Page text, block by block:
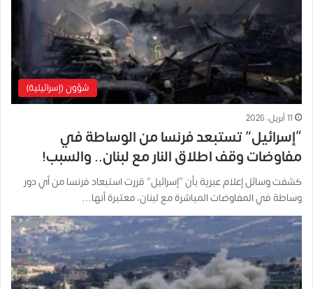
شؤون (إسرائيلية)
11 أبريل، 2026
“إسرائيل” تستبعد فرنسا من الوساطة في
مفاوضات وقف اطلاق النار مع لبنان.. والسبب!
كشفت وسائل إعلام عبرية بأن “إسرائيل” قررت استبعاد فرنسا من أي دور
وساطة في المفاوضات المباشرة مع لبنان، معتبرة أنها…